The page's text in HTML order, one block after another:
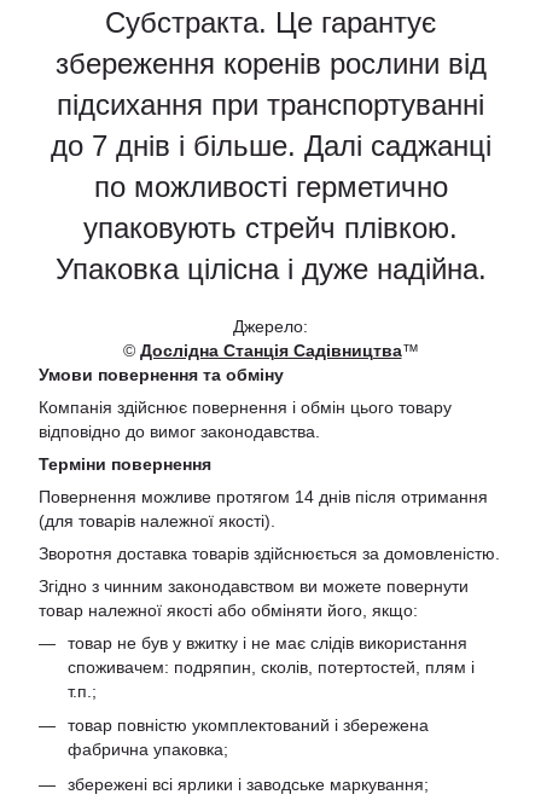
Субстракта. Це гарантує
збереження коренів рослини від
підсихання при транспортуванні
до 7 днів і більше. Далі саджанці
по можливості герметично
упаковують стрейч плівкою.
Упаковка цілісна і дуже надійна.
Джерело:
© Дослідна Станція Садівництва™
Умови повернення та обміну
Компанія здійснює повернення і обмін цього товару
відповідно до вимог законодавства.
Терміни повернення
Повернення можливе протягом 14 днів після отримання
(для товарів належної якості).
Зворотня доставка товарів здійснюється за домовленістю.
Згідно з чинним законодавством ви можете повернути
товар належної якості або обміняти його, якщо:
товар не був у вжитку і не має слідів використання
споживачем: подряпин, сколів, потертостей, плям і
т.п.;
товар повністю укомплектований і збережена
фабрична упаковка;
збережені всі ярлики і заводське маркування;